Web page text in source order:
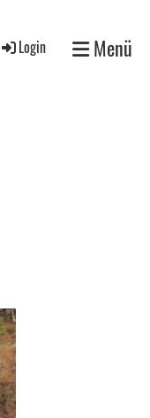
Login Menü